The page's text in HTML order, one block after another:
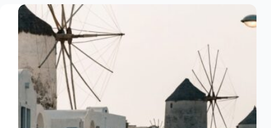
μετατροπή:
τα
νέα
ολοκληρωμένα
εργαλεία
πωλήσεων
του
TikTok